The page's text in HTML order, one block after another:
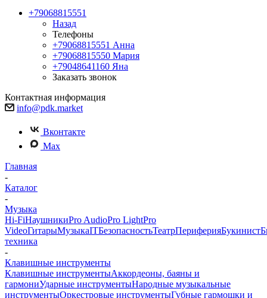
+79068815551
Назад
Телефоны
+79068815551 Анна
+79068815550 Мария
+79048641160 Яна
Заказать звонок
Контактная информация
info@pdk.market
Вконтакте
Max
Главная
-
Каталог
-
Музыка
Hi-FiНаушникиPro AudioPro LightPro
VideoГитарыМузыкаITБезопасностьТеатрПериферияБукинист
техника
-
Клавишные инструменты
Клавишные инструментыАккордеоны, баяны и
гармониУдарные инструментыНародные музыкальные
инструментыОркестровые инструментыГубные гармошки и